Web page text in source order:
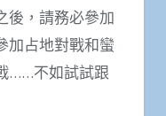
後，請務必參加
加占地對戰和蠻
……不如試試跟